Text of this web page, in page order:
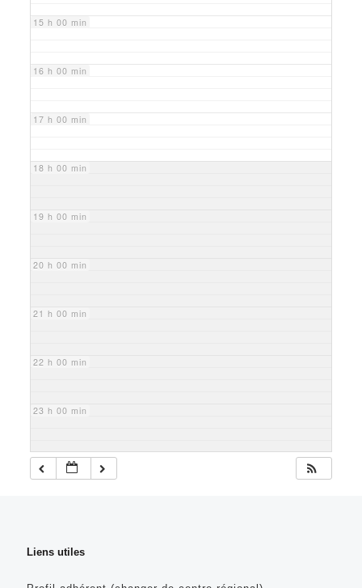
15 h 00 min
16 h 00 min
17 h 00 min
18 h 00 min
19 h 00 min
20 h 00 min
21 h 00 min
22 h 00 min
23 h 00 min
Liens utiles